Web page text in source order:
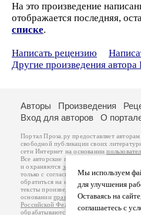
На это произведение
отображается последняя,
списке.
Написать рецензию
Другие произведения
Мы используем
для улучшения
Оставаясь на
соглашаетесь с
Авторы Произведения
Вход для авторов
О
Портал Проза.ру предоставляет
свободной публикации своих
сети Интернет на основании
Все авторские права на произведения
и охраняются законом
. Перепечатка
только с согласия его автора, к
обратиться на его авторской странице.
тексты произведений авторы несут
основанииправил публикациии
Российской Федерации
обрабатываются на основании